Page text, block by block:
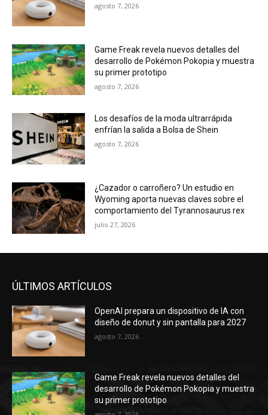
agosto 7, 2026
Game Freak revela nuevos detalles del
desarrollo de Pokémon Pokopia y muestra
su primer prototipo
agosto 7, 2026
Los desafíos de la moda ultrarrápida
enfrían la salida a Bolsa de Shein
agosto 7, 2026
¿Cazador o carroñero? Un estudio en
Wyoming aporta nuevas claves sobre el
comportamiento del Tyrannosaurus rex
julio 27, 2026
ÚLTIMOS ARTÍCULOS
OpenAI prepara un dispositivo de IA con
diseño de donut y sin pantalla para 2027
agosto 7, 2026
Game Freak revela nuevos detalles del
desarrollo de Pokémon Pokopia y muestra
su primer prototipo